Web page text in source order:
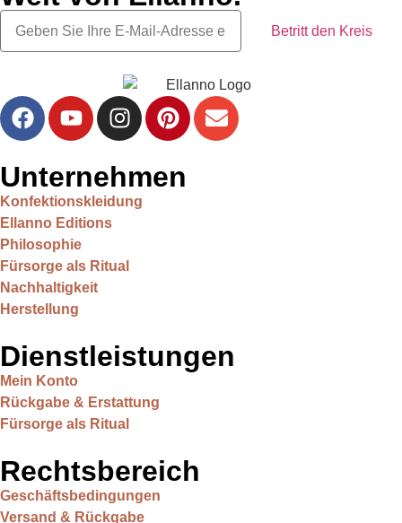
Betritt den Kreis
Unternehmen
Konfektionskleidung
Ellanno Editions
Philosophie
Fürsorge als Ritual
Nachhaltigkeit
Herstellung
Dienstleistungen
Mein Konto
Rückgabe & Erstattung
Fürsorge als Ritual
Rechtsbereich
Geschäftsbedingungen
Versand & Rückgabe